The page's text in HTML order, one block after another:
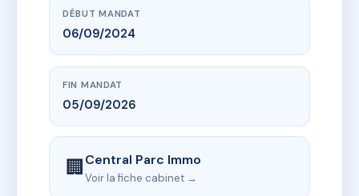
DÉBUT MANDAT
06/09/2024
FIN MANDAT
05/09/2026
🏢Central Parc Immo
Voir la fiche cabinet →